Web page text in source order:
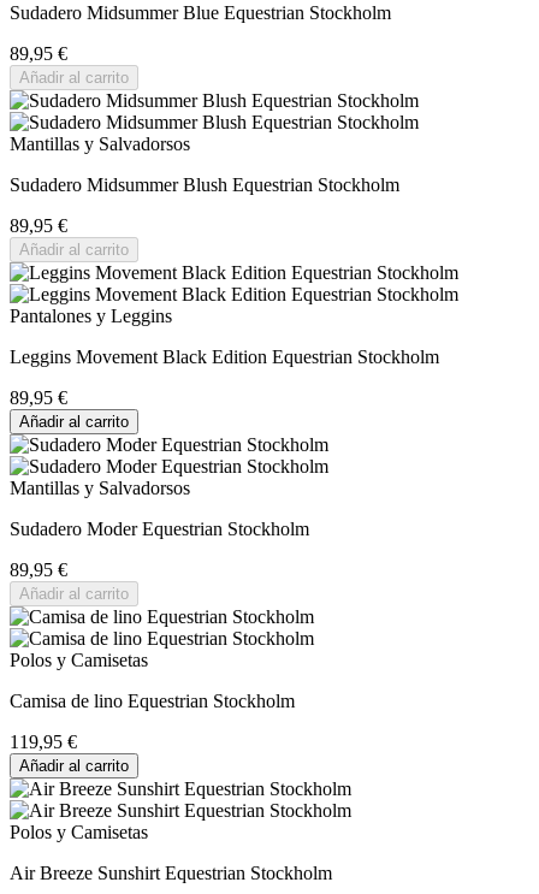
Sudadero Midsummer Blue Equestrian Stockholm
89,95 €
Añadir al carrito
Mantillas y Salvadorsos
Sudadero Midsummer Blush Equestrian Stockholm
89,95 €
Añadir al carrito
Pantalones y Leggins
Leggins Movement Black Edition Equestrian Stockholm
89,95 €
Añadir al carrito
Mantillas y Salvadorsos
Sudadero Moder Equestrian Stockholm
89,95 €
Añadir al carrito
Polos y Camisetas
Camisa de lino Equestrian Stockholm
119,95 €
Añadir al carrito
Polos y Camisetas
Air Breeze Sunshirt Equestrian Stockholm